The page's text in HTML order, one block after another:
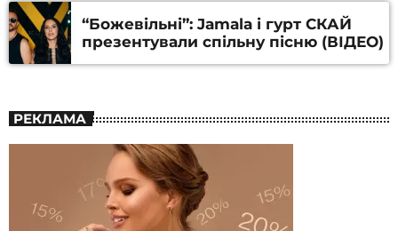
“Божевільні”: Jamala і гурт СКАЙ
презентували спільну пісню (ВІДЕО)
РЕКЛАМА